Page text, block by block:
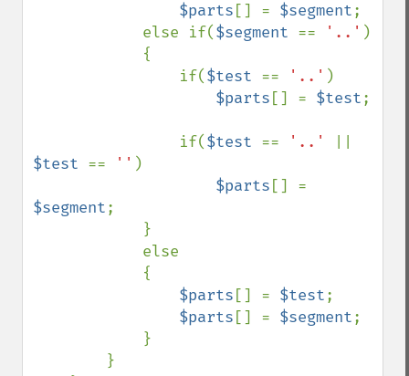
$parts [] = $segment;
            else if(
$segment == '..' )
                if(
$test == '..' )
$parts [] = $test;
                if(
$test == '..'
$test == '' )
$parts
$segment;
$parts [] = $test;
$parts [] = $segment;